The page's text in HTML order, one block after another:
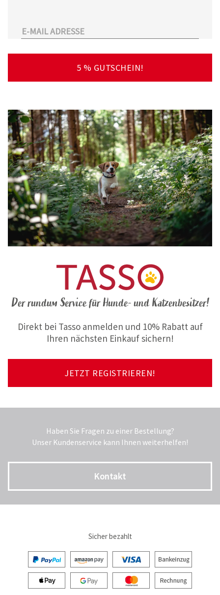
großen Anzahl an Partnertierärzten
finden – deutschlandweit!
5 % GUTSCHEIN!
Der rundum Service für Hunde- und Katzenbesitzer!
Direkt bei Tasso anmelden und 10% Rabatt auf
Ihren nächsten Einkauf sichern!
JETZT REGISTRIEREN!
Haben Sie Fragen zu einer Bestellung?
Unser Kundenservice kann Ihnen weiterhelfen!
Kontakt
Sicher bezahlt